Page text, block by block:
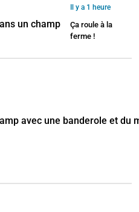
Il y a 1 heure
Ça roule à la
ferme !